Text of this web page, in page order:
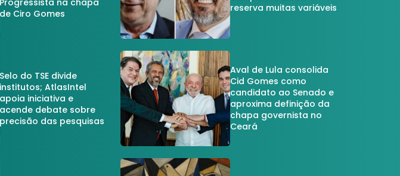
Ciro Gomes
reserva muitas variáveis
Selo do TSE divide
institutos; AtlasIntel
apoia iniciativa e
debate sobre
das pesquisas
Aval de Lula consolida
Cid Gomes como
candidato ao Senado e
aproxima definição da
chapa governista no
Ceará